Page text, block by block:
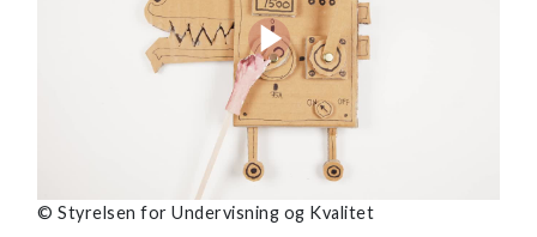
© Styrelsen for Undervisning og Kvalitet